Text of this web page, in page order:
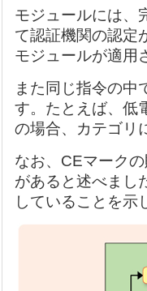
モジュールには、
て認証機関の認定
モジュールが適用
また同じ指令の中
す。たとえば、低
の場合、カテゴリ
なお、CEマーク
があると述べまし
していることを示